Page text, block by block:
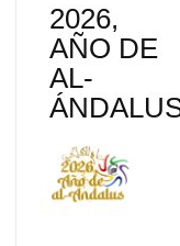
2026,
AÑO DE
AL-